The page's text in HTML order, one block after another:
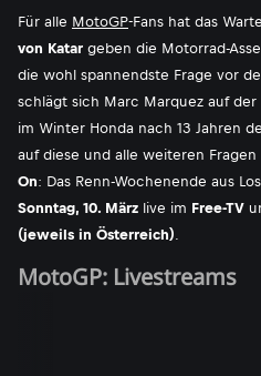
Für alle MotoGP-Fans hat das
von Katar geben die Motorrad-
die wohl spannendste Frage vor
schlägt sich Marc Marquez auf
im Winter Honda nach 13 Jahren
auf diese und alle weiteren Fragen
On: Das Renn-Wochenende aus
Sonntag, 10. März live im Free-TV
(jeweils in Österreich).
MotoGP: Livestreams